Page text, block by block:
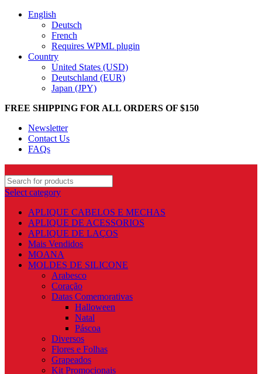
English
Deutsch
French
Requires WPML plugin
Country
United States (USD)
Deutschland (EUR)
Japan (JPY)
FREE SHIPPING FOR ALL ORDERS OF $150
Newsletter
Contact Us
FAQs
Select category
APLIQUE CABELOS E MECHAS
APLIQUE DE ACESSORIOS
APLIQUE DE LAÇOS
Mais Vendidos
MOANA
MOLDES DE SILICONE
Arabesco
Coração
Datas Comemorativas
Halloween
Natal
Páscoa
Diversos
Flores e Folhas
Grapeados
Kit Promocionais